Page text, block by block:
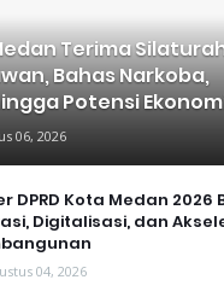
Terima
Bahas Narkoba,
Potensi
06, 2026
DPRD Kota Medan 2026
Digitalisasi, dan
04, 2026